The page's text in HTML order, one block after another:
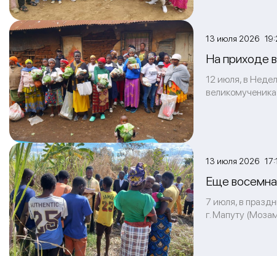
13 июля 2026
На приходе
12 июля, в
13 июля 2026
Еще
7 июля, в
г. Мапуту